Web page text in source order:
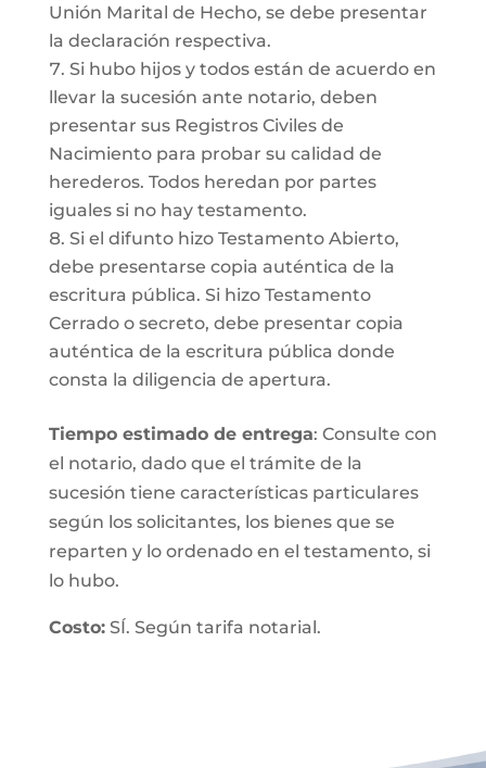
Unión Marital de Hecho, se debe presentar
la declaración respectiva.
Si hubo hijos y todos están de acuerdo en
llevar la sucesión ante notario, deben
presentar sus Registros Civiles de
Nacimiento para probar su calidad de
herederos. Todos heredan por partes
iguales si no hay testamento.
Si el difunto hizo Testamento Abierto,
debe presentarse copia auténtica de la
escritura pública. Si hizo Testamento
Cerrado o secreto, debe presentar copia
auténtica de la escritura pública donde
consta la diligencia de apertura.
Tiempo estimado de entrega: Consulte con
el notario, dado que el trámite de la
sucesión tiene características particulares
según los solicitantes, los bienes que se
reparten y lo ordenado en el testamento, si
lo hubo.
Costo:SÍ. Según tarifa notarial.